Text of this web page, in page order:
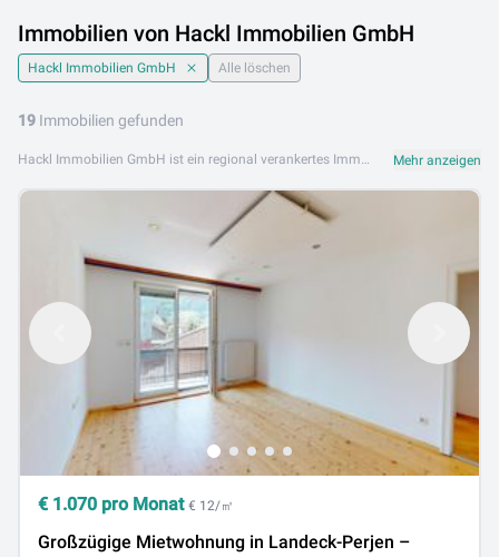
Immobilien von Hackl Immobilien GmbH
Hackl Immobilien GmbH Alle löschen
19 Immobilien gefunden
Hackl Immobilien GmbH ist ein regional verankertes Immobilienunternehmen mit umfassender Marktkenntnis und langjähriger Erfahrung in der Immobilienbranche. Mit persönlichem Engagement und professioneller Beratung unterstützt Hackl Immobilien GmbH Kunden beim Kauf, Verkauf und der Vermietung von Immobilien. Das Angebot von Hackl Immobilien GmbH umfasst Wohnimmobilien wie Wohnungen und Einfamilienhäuser sowie Grundstücke, Gewerbeimmobilien und Ferienimmobilien in der Region. Das erfahrene Team findet für jeden die passende Immobilie. Hackl Immobilien GmbH ist an folgenden Standorten aktiv: 6433 Oetz. Sehen Sie sich jetzt das aktuelle Angebot von Hackl Immobilien GmbH auf Lib.at an und starten Sie Ihre Immobiliensuche. Mehr anzeigen
€ 1.070 pro Monat € 12/㎡
Großzügige Mietwohnung in Landeck-Perjen –